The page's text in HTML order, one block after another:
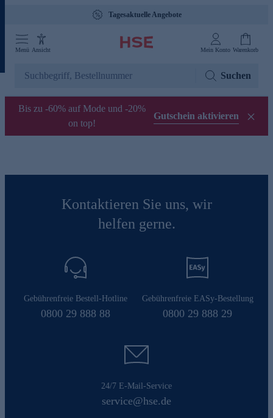
Tagesaktuelle Angebote
Menü Ansicht Mein Konto Warenkorb
Suchen
Bis zu -60% auf Mode und -20%
on top!
Gutschein aktivieren
Kontaktieren Sie uns, wir
helfen gerne.
Gebührenfreie Bestell-Hotline
0800 29 888 88
Gebührenfreie EASy-Bestellung
0800 29 888 29
24/7 E-Mail-Service
service@hse.de